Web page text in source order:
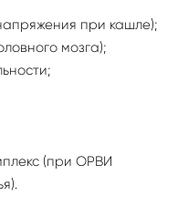
при кашле);
мозга);
(при ОРВИ